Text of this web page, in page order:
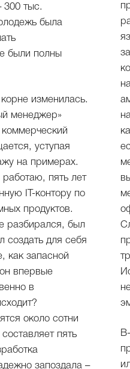
300 тыс.
была
были полны
изменилась.
менеджер»
коммерческий
уступая
на примерах.
пять лет
IT-контору по
продуктов.
разбирался, был
создать для себя
как запасной
впервые
в
около сотни
пять
запоздала –